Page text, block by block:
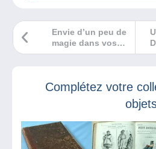
Envie d’un peu de
magie dans vos
lectures ?
Complétez votre